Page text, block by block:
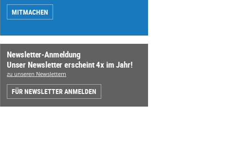
MITMACHEN
Newsletter-Anmeldung
Unser Newsletter erscheint 4x im Jahr!
zu unseren Newslettern
FÜR NEWSLETTER ANMELDEN